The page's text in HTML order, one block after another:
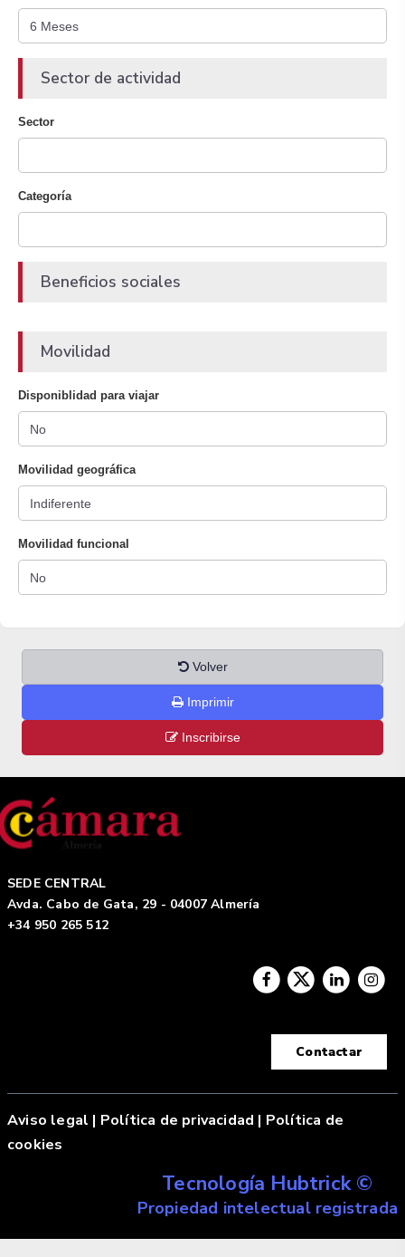
Sector de actividad
Sector
Categoría
Beneficios sociales
Movilidad
Disponiblidad para viajar
Movilidad geográfica
Movilidad funcional
Volver
Imprimir
Inscribirse
SEDE CENTRAL
Avda. Cabo de Gata, 29 - 04007 Almería
+34 950 265 512
Contactar
Aviso legal | Política de privacidad | Política de
cookies
Tecnología Hubtrick ©
Propiedad intelectual registrada